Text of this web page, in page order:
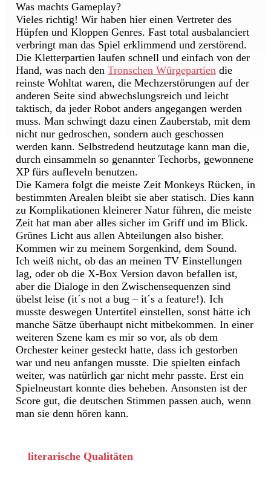
Was machts Gameplay?
Vieles richtig! Wir haben hier einen Vertreter des
Hüpfen und Kloppen Genres. Fast total ausbalanciert
verbringt man das Spiel erklimmend und zerstörend.
Die Kletterpartien laufen schnell und einfach von der
Hand, was nach den Tronschen Würgepartiendie
reinste Wohltat waren, die Mechzerstörungen auf der
anderen Seite sind abwechslungsreich und leicht
taktisch, da jeder Robot anders angegangen werden
muss. Man schwingt dazu einen Zauberstab, mit dem
nicht nur gedroschen, sondern auch geschossen
werden kann. Selbstredend heutzutage kann man die,
durch einsammeln so genannter Techorbs, gewonnene
XP fürs aufleveln benutzen.
Die Kamera folgt die meiste Zeit Monkeys Rücken, in
bestimmten Arealen bleibt sie aber statisch. Dies kann
zu Komplikationen kleinerer Natur führen, die meiste
Zeit hat man aber alles sicher im Griff und im Blick.
Grünes Licht aus allen Abteilungen also bisher.
Kommen wir zu meinem Sorgenkind, dem Sound.
Ich weiß nicht, ob das an meinen TV Einstellungen
lag, oder ob die X-Box Version davon befallen ist,
aber die Dialoge in den Zwischensequenzen sind
übelst leise (it´s not a bug – it´s a feature!). Ich
musste deswegen Untertitel einstellen, sonst hätte ich
manche Sätze überhaupt nicht mitbekommen. In einer
weiteren Szene kam es mir so vor, als ob dem
Orchester keiner gesteckt hatte, dass ich gestorben
war und neu anfangen musste. Die spielten einfach
weiter, was natürlich gar nicht mehr passte. Erst ein
Spielneustart konnte dies beheben. Ansonsten ist der
Score gut, die deutschen Stimmen passen auch, wenn
man sie denn hören kann.
literarische Qualitäten